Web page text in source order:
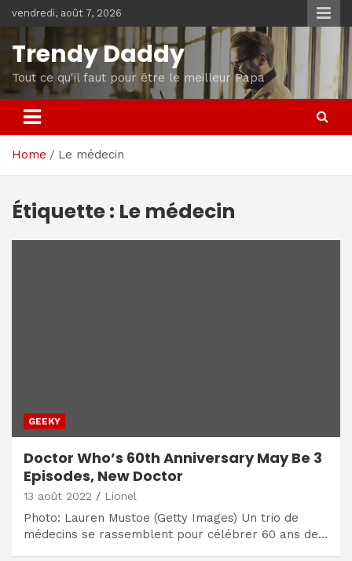
to
content
vendredi, août 7, 2026
Trendy Daddy
Tout ce qu'il faut pour être le meilleur Papa
Home Le médecin
Étiquette : Le médecin
GEEKY
Doctor Who’s 60th Anniversary May Be 3
Episodes, New Doctor
13 août 2022 Lionel
Photo: Lauren Mustoe (Getty Images) Un trio de
médecins se rassemblent pour célébrer 60 ans de…